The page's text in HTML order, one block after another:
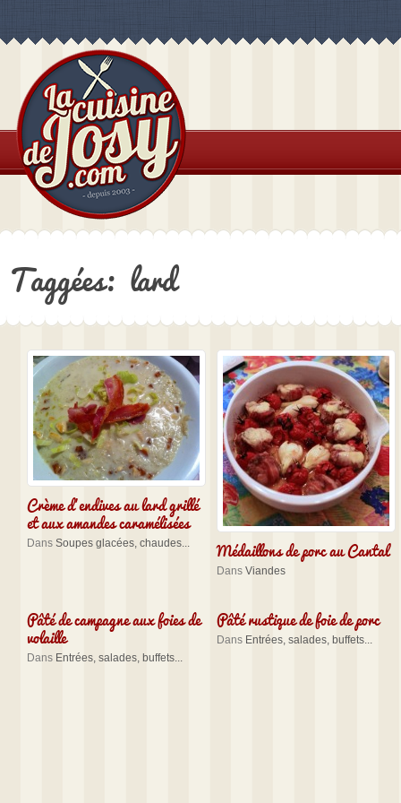
Taggées: lard
Crème d’endives au lard grillé
et aux amandes caramélisées
Dans Soupes glacées, chaudes... Médaillons de porc au Cantal
Dans Viandes
Pâté de campagne aux foies de
volaille
Dans Entrées, salades, buffets...
Pâté rustique de foie de porc
Dans Entrées, salades, buffets...